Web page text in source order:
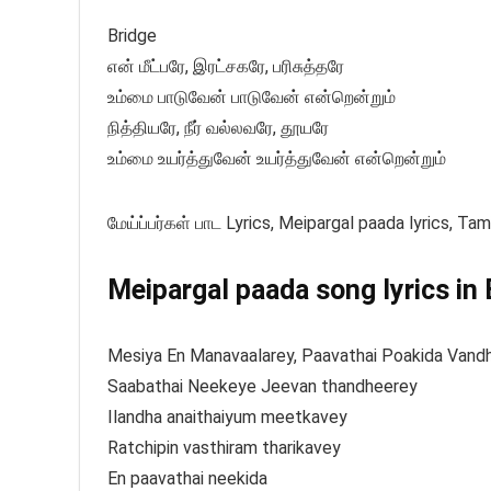
Bridge
என் மீட்பரே, இரட்சகரே, பரிசுத்தரே
உம்மை பாடுவேன் பாடுவேன் என்றென்றும்
நித்தியரே, நீர் வல்லவரே, தூயரே
உம்மை உயர்த்துவேன் உயர்த்துவேன் என்றென்றும்
மேய்ப்பர்கள் பாட Lyrics, Meipargal paada lyrics,
Meipargal paada song lyrics in
Mesiya En Manavaalarey, Paavathai Poakida
Saabathai Neekeye Jeevan thandheerey
Ilandha anaithaiyum meetkavey
Ratchipin vasthiram tharikavey
En paavathai neekida